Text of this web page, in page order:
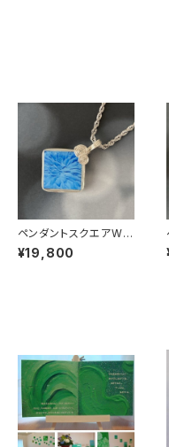
ペンダントスクエアW-
エナジーアクセサリーT
B
¥19,800